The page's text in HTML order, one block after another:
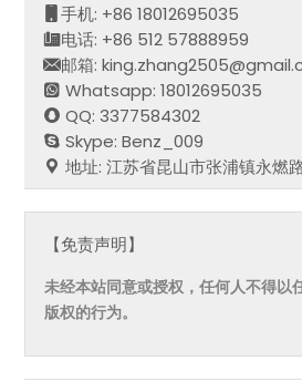
手机: +86 18012695035
电话: +86 512 57888959
邮箱:
Whatsapp: 18012695035
QQ: 3377584302
Skype: Benz_009
地址: 江苏省昆山市张浦镇永燃
【免责声明】
未经本站同意或授权，任何人不得以
版权的行为。